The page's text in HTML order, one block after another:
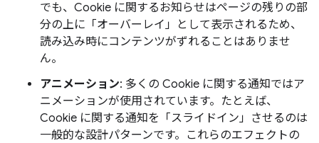
でも、Cookie に関するお知らせはページの残りの部
分の上に「オーバーレイ」として表示されるため、
読み込み時にコンテンツがずれることはありませ
ん。
アニメーション: 多くの Cookie に関する通知ではア
ニメーションが使用されています。たとえば、
Cookie に関する通知を「スライドイン」させるのは
一般的な設計パターンです。これらのエフェクトの